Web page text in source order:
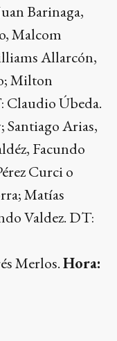
Barinaga,
Malcom
Allarcón,
Milton
Claudio Úbeda.
Arias,
Facundo
Curci o
Matías
Valdez. DT:
Merlos.Hora: